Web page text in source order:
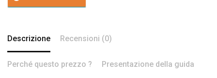
Descrizione Recensioni (0)
Perché questo prezzo ? Presentazione della guida